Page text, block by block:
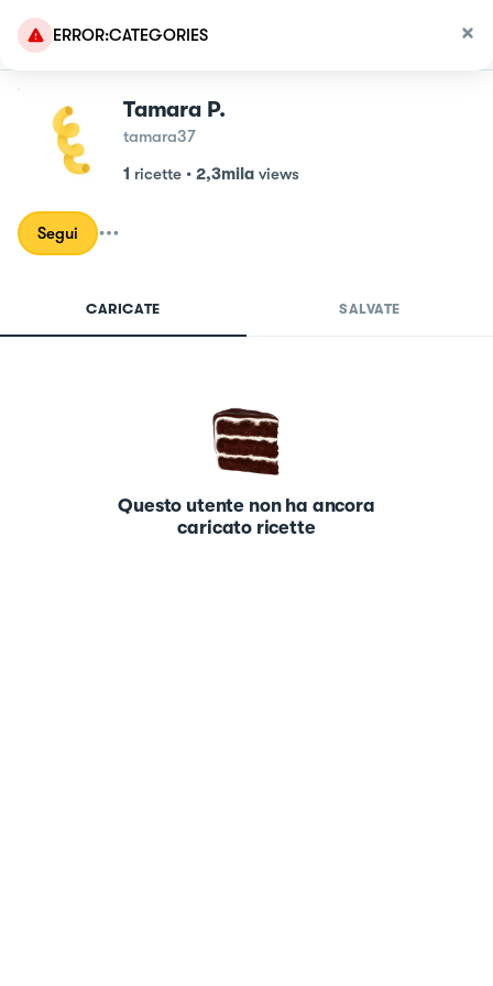
ERROR:CATEGORIES
Tamara P.
tamara37
1 ricette • 2,3mila views
Segui
CARICATE SALVATE
Questo utente non ha ancora
caricato ricette